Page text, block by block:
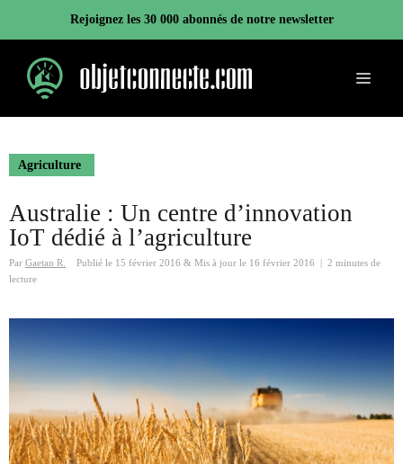
contenu
Rejoignez les 30 000 abonnés de notre newsletter
Menu
Agriculture
Australie : Un centre d’innovation
IoT dédié à l’agriculture
Par Gaetan R. Publié le 15 février 2016 & Mis à jour le 16 février 2016
2 minutes de
lecture